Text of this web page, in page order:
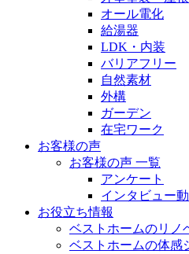
オール電化
給湯器
LDK・内装
バリアフリー
自然素材
外構
ガーデン
在宅ワーク
お客様の声
お客様の声 一覧
アンケート
インタビュー
お役立ち情報
ベストホームのリノ
ベストホームの体感